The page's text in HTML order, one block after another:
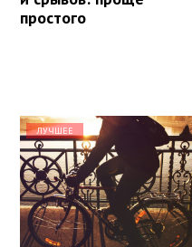
простого
ЛУЧШЕЕ